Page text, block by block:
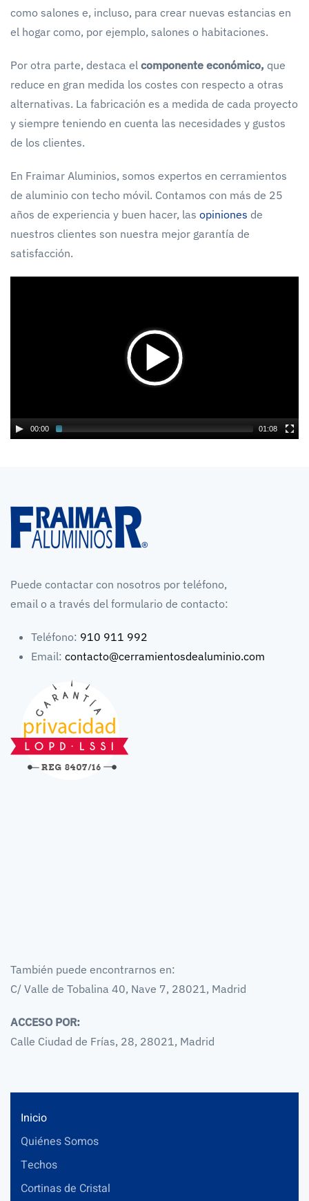
como salones e, incluso, para crear nuevas estancias en
el hogar como, por ejemplo, salones o habitaciones.
Por otra parte, destaca el componente económico, que
reduce en gran medida los costes con respecto a otras
alternativas. La fabricación es a medida de cada proyecto
y siempre teniendo en cuenta las necesidades y gustos
de los clientes.
En Fraimar Aluminios, somos expertos en cerramientos
de aluminio con techo móvil. Contamos con más de 25
años de experiencia y buen hacer, las opiniones de
nuestros clientes son nuestra mejor garantía de
satisfacción.
00:00 01:08
Puede contactar con nosotros por teléfono,
email o a través del formulario de contacto:
Teléfono: 910 911 992
Email: contacto@cerramientosdealuminio.com
También puede encontrarnos en:
C/ Valle de Tobalina 40, Nave 7, 28021, Madrid
ACCESO POR:
Calle Ciudad de Frías, 28, 28021, Madrid
Inicio
Quiénes Somos
Techos
Cortinas de Cristal